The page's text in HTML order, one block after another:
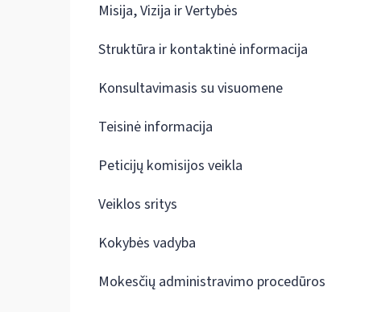
Misija, Vizija ir Vertybės
Struktūra ir kontaktinė informacija
Konsultavimasis su visuomene
Teisinė informacija
Peticijų komisijos veikla
Veiklos sritys
Kokybės vadyba
Mokesčių administravimo procedūros